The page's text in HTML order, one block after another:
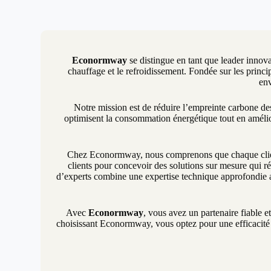
Econormwayse distingue en tant que leader
chauffage et le refroidissement. Fondée sur les
Notre mission est de réduire l’empreinte carbone
optimisent la consommation énergétique tout en
Chez Econormway, nous comprenons que chaque
clients pour concevoir des solutions sur mesure qui
d’experts combine une expertise technique
Avec Econormway, vous avez un partenaire fiable
choisissant Econormway, vous optez pour une